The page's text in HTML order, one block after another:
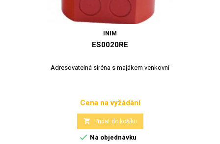
INIM
ES0020RE
Adresovatelná siréna s majákem venkovní
Cena
Cena na vyžádání
 Přidat do košíku
 Na objednávku